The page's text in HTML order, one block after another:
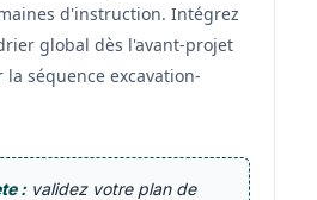
d'instruction. Intégrez
global dès l'avant-projet
séquence excavation-
:validez votre plan de